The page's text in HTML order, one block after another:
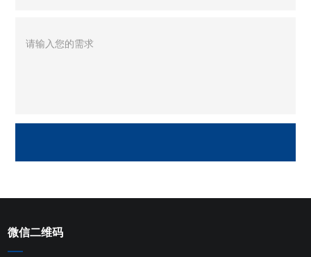
微信二维码